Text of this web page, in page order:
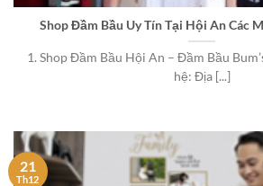
Shop Đầm Bầu Uy Tín Tại Hội An Các
1. Shop Đầm Bầu Hội An – Đầm Bầu
hệ: Địa [...]
21
Th12